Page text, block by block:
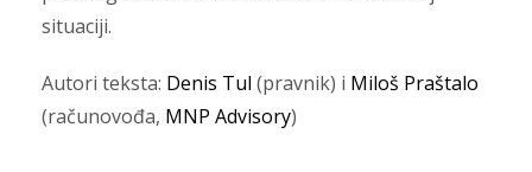
situaciji.
Autori teksta: Denis Tul (pravnik) i Miloš Praštalo
(računovođa, MNP Advisory)